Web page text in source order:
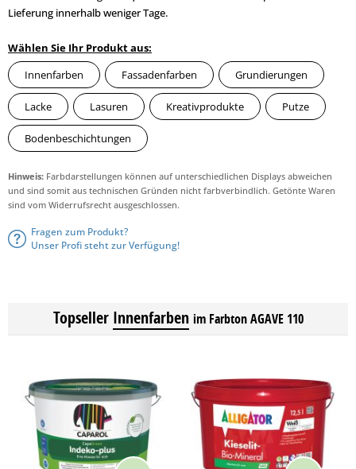
Lieferung innerhalb weniger Tage.
Wählen Sie Ihr Produkt aus:
Innenfarben
Fassadenfarben Grundierungen
Lacke Lasuren Kreativprodukte Putze
Bodenbeschichtungen
Hinweis: Farbdarstellungen können auf unterschiedlichen Displays abweichen
und sind somit aus technischen Gründen nicht farbverbindlich. Getönte Waren
sind vom Widerrufsrecht ausgeschlossen.
Fragen zum Produkt?
Unser Profi steht zur Verfügung!
Topseller Innenfarben im Farbton AGAVE 110